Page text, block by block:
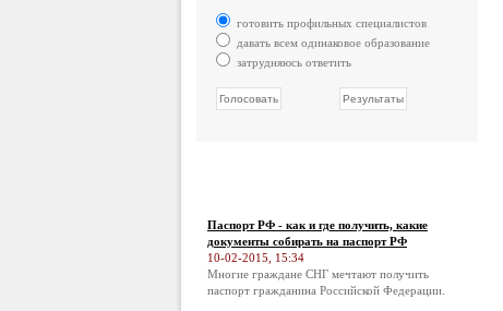
готовить профильных специалистов
давать всем одинаковое образование
затрудняюсь ответить
Паспорт РФ - как и где получить, какие
документы собирать на паспорт РФ
10-02-2015, 15:34
Многие граждане СНГ мечтают получить
паспорт гражданина Российской Федерации.